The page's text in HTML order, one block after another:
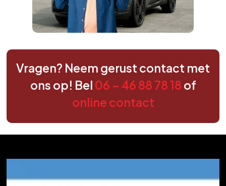
Vragen? Neem gerust contact met
ons op! Bel 06 – 46 88 78 18 of
online contact